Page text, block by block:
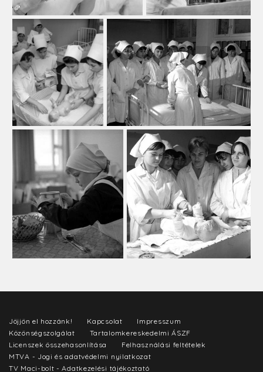
Jöjjön el hozzánk! Kapcsolat
Impresszum
Közönségszolgálat
Tartalomkereskedelmi ÁSZF
Licenszek összehasonlítása
Felhasználási feltételek
MTVA - Jogi és adatvédelmi nyilatkozat
TV Maci-bolt - Adatkezelési tájékoztató